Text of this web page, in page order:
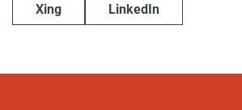
Xing LinkedIn